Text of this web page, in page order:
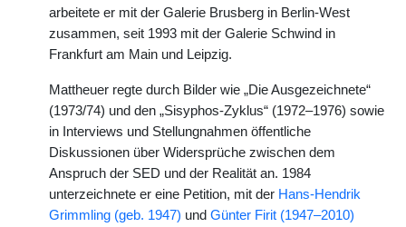
arbeitete er mit der Galerie Brusberg in Berlin-West
zusammen, seit 1993 mit der Galerie Schwind in
Frankfurt am Main und Leipzig.
Mattheuer regte durch Bilder wie „Die Ausgezeichnete“
(1973/74) und den „Sisyphos-Zyklus“ (1972–1976) sowie
in Interviews und Stellungnahmen öffentliche
Diskussionen über Widersprüche zwischen dem
Anspruch der SED und der Realität an. 1984
unterzeichnete er eine Petition, mit der Hans-Hendrik
Grimmling (geb. 1947) und Günter Firit (1947–2010)